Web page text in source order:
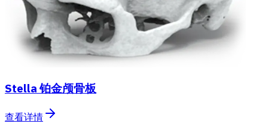
Stella 铂金颅骨板
查看详情